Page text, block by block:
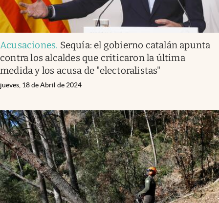
Acusaciones. Sequía: el gobierno catalán apunta
contra los alcaldes que criticaron la última
medida y los acusa de "electoralistas"
jueves, 18 de Abril de 2024